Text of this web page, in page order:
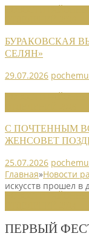
БУРАКОВСКАЯ
СЕЛЯН»
29.07.2026
С ПОЧТЕННЫМ
ЖЕНСОВЕТ
25.07.2026
Главная»Новости
искусств прошел в
ПЕРВЫЙ